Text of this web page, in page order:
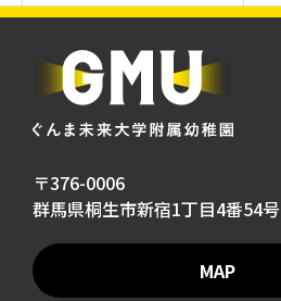
〒376-0006
群馬県桐生市新宿1丁目4番54号
MAP